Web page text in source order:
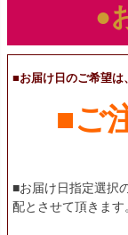
●
■お届け日のご希望は、
■ご
■お届け日指定選択
配とさせて頂きます